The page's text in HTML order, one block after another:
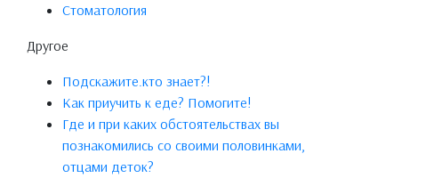
Стоматология
Другое
Подскажите.кто знает?!
Как приучить к еде? Помогите!
Где и при каких обстоятельствах вы
познакомились со своими половинками,
отцами деток?